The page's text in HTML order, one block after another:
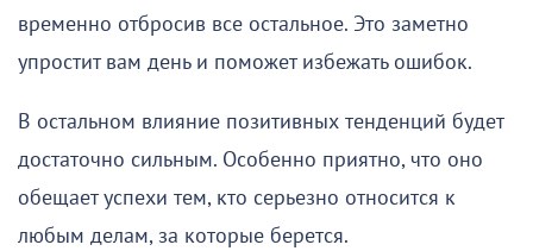
временно отбросив все остальное. Это заметно
упростит вам день и поможет избежать ошибок.
В остальном влияние позитивных тенденций будет
достаточно сильным. Особенно приятно, что оно
обещает успехи тем, кто серьезно относится к
любым делам, за которые берется.